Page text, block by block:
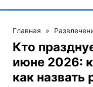
Главная »
Кто
июне 2026:
как назвать